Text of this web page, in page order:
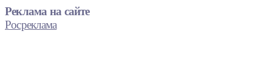
Реклама на сайте
Росреклама